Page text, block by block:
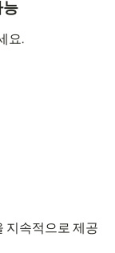
능
요.
지속적으로 제공